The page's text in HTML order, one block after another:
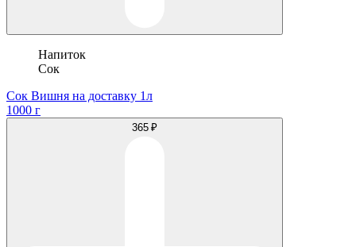
Напиток
Сок
Сок Вишня на доставку 1л
1000 г
365 ₽